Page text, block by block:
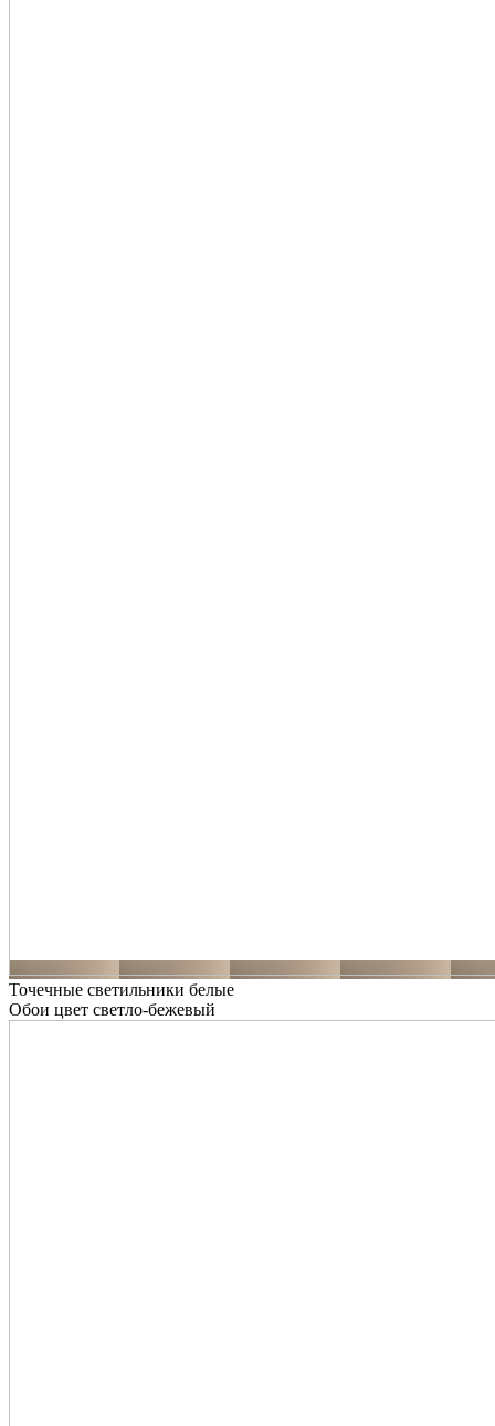
Точечные светильники белые
Обои цвет светло-бежевый